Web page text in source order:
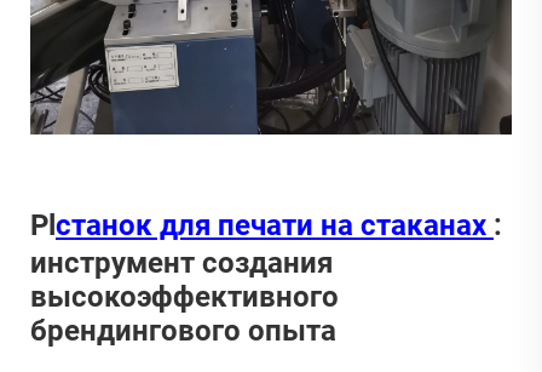
Plстанок для печати на стаканах :
инструмент создания
высокоэффективного
брендингового опыта